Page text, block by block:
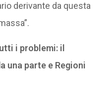
derivante da questa
i problemi: il
una parte e Regioni